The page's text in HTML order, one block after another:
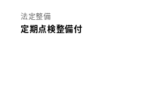
法定整備
定期点検整備付